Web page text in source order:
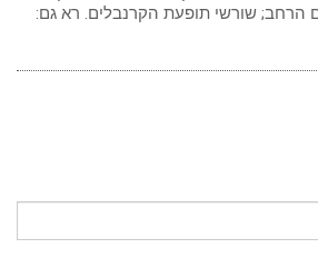
הרחב; שורשי תופעת הקרנבלים. רא גם: